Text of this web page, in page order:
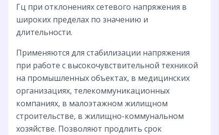
Гц при отклонениях сетевого напряжения в
широких пределах по значению и
длительности.
Применяются для стабилизации напряжения
при работе с высокочувствительной техникой
на промышленных объектах, в медицинских
организациях, телекоммуникационных
компаниях, в малоэтажном жилищном
строительстве, в жилищно-коммунальном
хозяйстве. Позволяют продлить срок